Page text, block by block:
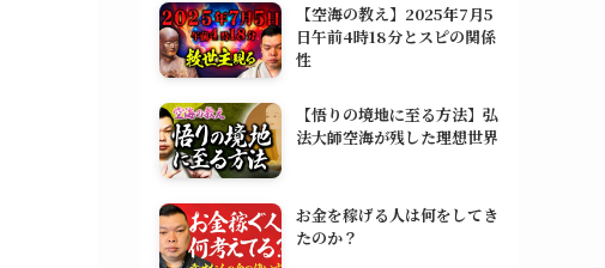
【空海の教え】2025年7月5
日午前4時18分とスピの関係
性
【悟りの境地に至る方法】弘
法大師空海が残した理想世界
お金を稼げる人は何をしてき
たのか？